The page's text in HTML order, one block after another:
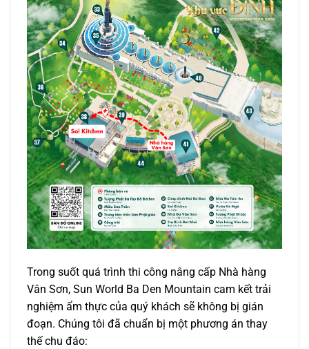
Trong suốt quá trình thi công nâng cấp Nhà hàng
Vân Sơn, Sun World Ba Den Mountain cam kết trải
nghiệm ẩm thực của quý khách sẽ không bị gián
đoạn. Chúng tôi đã chuẩn bị một phương án thay
thế chu đáo: